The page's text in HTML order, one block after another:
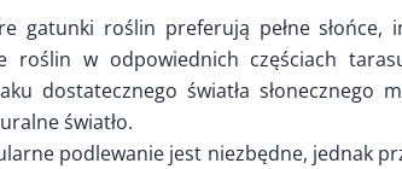
gatunki roślin preferują pełne słońce,
roślin w odpowiednich częściach
dostatecznego światła słonecznego
światło.
podlewanie jest niezbędne, jednak